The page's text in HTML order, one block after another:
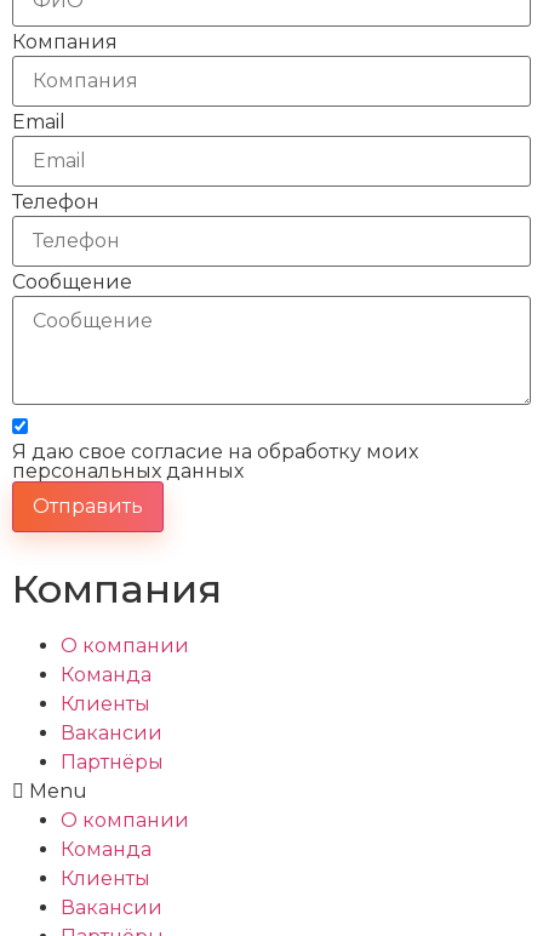
Компания
Email
Телефон
Сообщение
Я даю свое согласие на обработку моих
персональных данных
Отправить
Компания
О компании
Команда
Клиенты
Вакансии
Партнёры
Menu
О компании
Команда
Клиенты
Вакансии